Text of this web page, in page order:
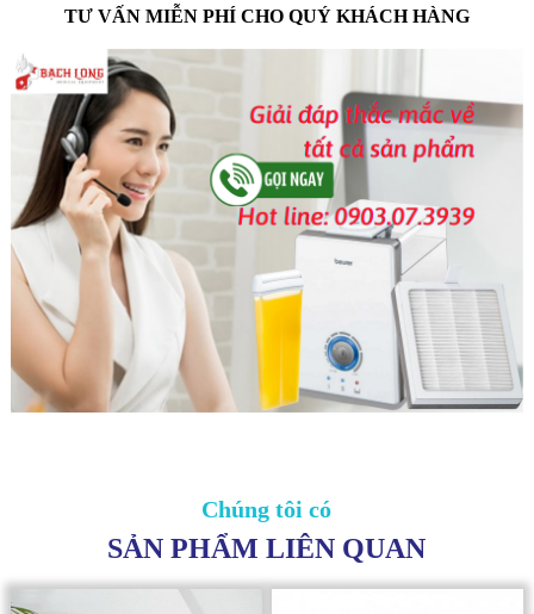
TƯ VẤN MIỄN PHÍ CHO QUÝ KHÁCH HÀNG
Chúng tôi có
SẢN PHẨM LIÊN QUAN